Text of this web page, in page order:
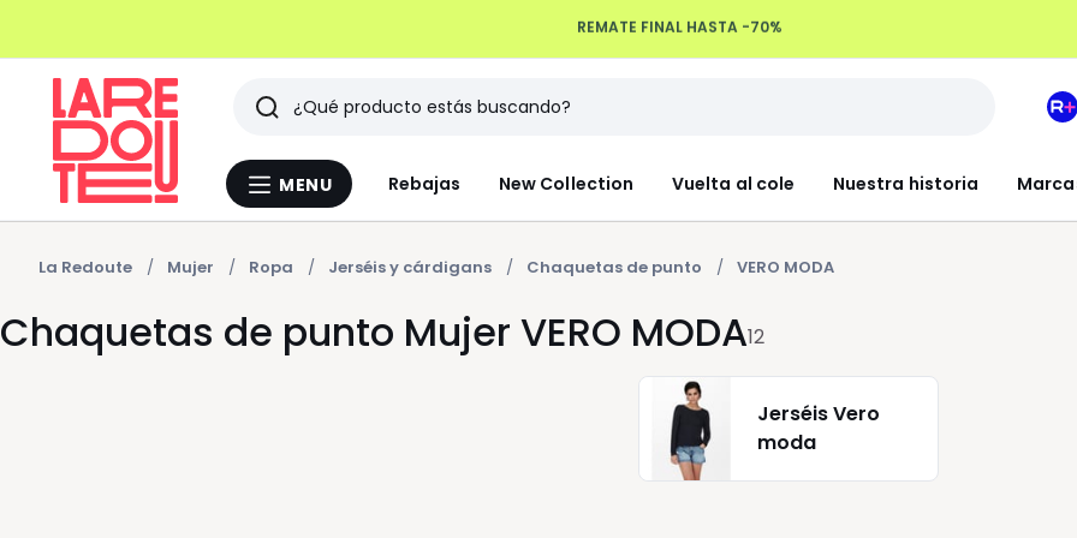
Devoluciones hasta 100 días
Menu
MENU Rebajas New Collection Vuelta al cole Nuestra historia
Buscar
Últimos
artículos
vistos
Mi
La Redoute Mujer Ropa Jerséis y cárdigans Chaquetas de punto VERO MODA
Chaquetas de punto Mujer VERO MODA12
Jerséis Vero
moda